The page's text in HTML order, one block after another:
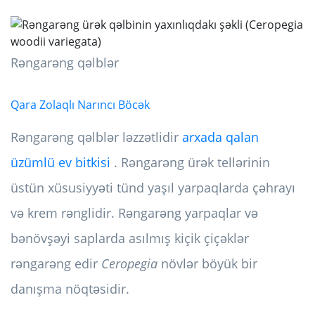
Rəngarəng qəlblər
Qara Zolaqlı Narıncı Böcək
Rəngarəng qəlblər ləzzətlidir arxada qalan
üzümlü ev bitkisi . Rəngarəng ürək tellərinin
üstün xüsusiyyəti tünd yaşıl yarpaqlarda çəhrayı
və krem ​​rənglidir. Rəngarəng yarpaqlar və
bənövşəyi saplarda asılmış kiçik çiçəklər
rəngarəng edir Ceropegia növlər böyük bir
danışma nöqtəsidir.